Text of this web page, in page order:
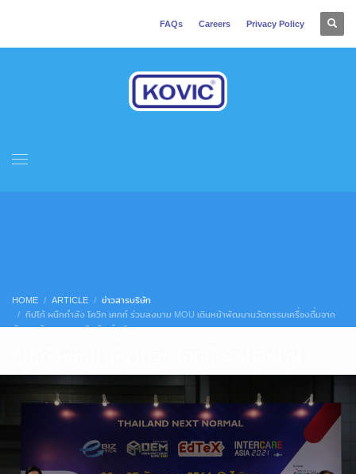
FAQs Careers Privacy Policy
HOME ARTICLE
ข่าวสารบริษัท
ทิปโก้ ผนึกกำลัง โควิก เคทท์ ร่วมลงนาม MOU เดินหน้าพัฒนานวัตกรรมเครื่องดื่มจาก
กัญชา-กัญชง และผลิตภัณฑ์เสริมอาหาร
MOU เดินหน้าพัฒนานวัตกรรมเครื่องดื่มจาก
กัญชา-กัญชง และผลิตภัณฑ์เสริมอาหาร